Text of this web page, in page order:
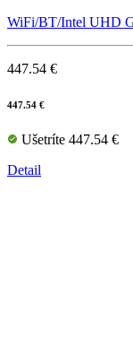
WiFi/BT/Intel UHD
447.54 €
447.54 €
Ušetríte 447.54 €
Detail